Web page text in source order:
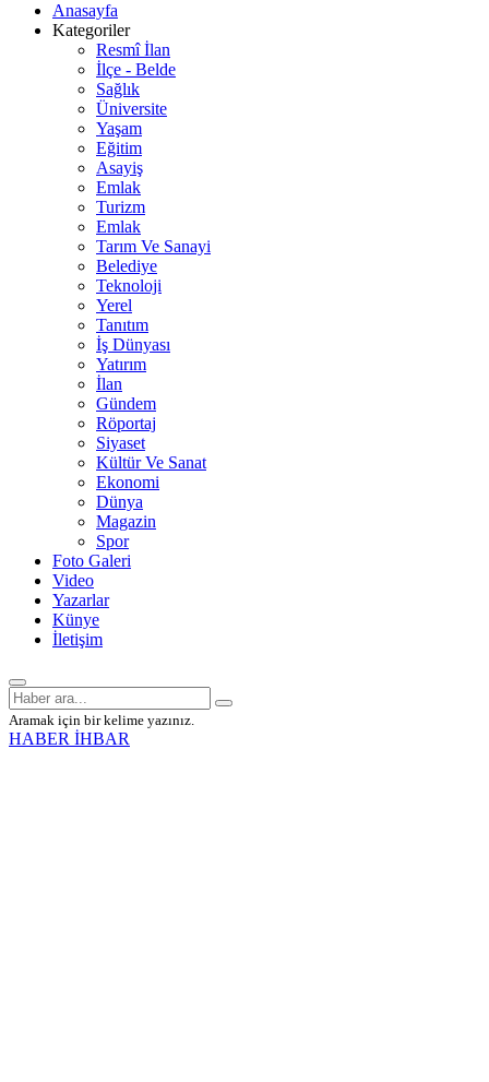
Anasayfa
Kategoriler
Resmî İlan
İlçe - Belde
Sağlık
Üniversite
Yaşam
Eğitim
Asayiş
Emlak
Turizm
Emlak
Tarım Ve Sanayi
Belediye
Teknoloji
Yerel
Tanıtım
İş Dünyası
Yatırım
İlan
Gündem
Röportaj
Siyaset
Kültür Ve Sanat
Ekonomi
Dünya
Magazin
Spor
Foto Galeri
Video
Yazarlar
Künye
İletişim
Aramak için bir kelime yazınız.
HABER İHBAR